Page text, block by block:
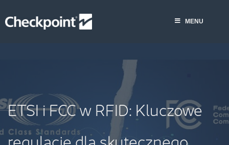
to
MENU
ETSI i FCC w RFID: Kluczowe
regulacje dla skutecznego